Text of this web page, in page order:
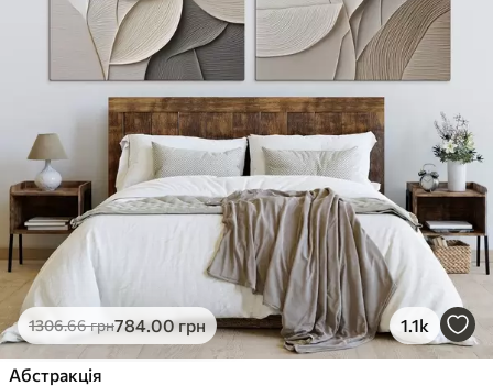
1306.66грн784.00грн 1.1k
Абстракція